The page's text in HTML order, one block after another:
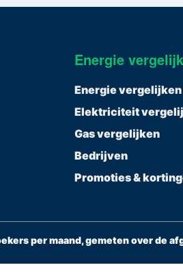
Energie
Energie vergelijken
Elektriciteit
Gas vergelijken
Bedrijven
Promoties &
per maand, gemeten over de